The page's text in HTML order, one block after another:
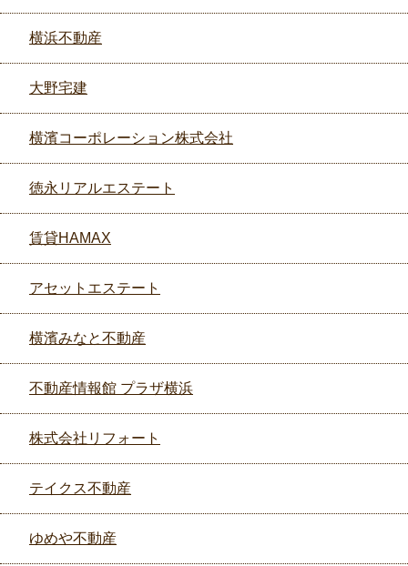
横浜不動産
大野宅建
横濱コーポレーション株式会社
徳永リアルエステート
賃貸HAMAX
アセットエステート
横濱みなと不動産
不動産情報館 プラザ横浜
株式会社リフォート
テイクス不動産
ゆめや不動産